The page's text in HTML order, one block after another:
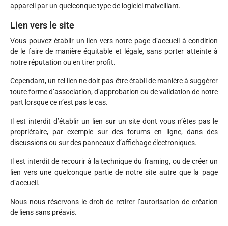
appareil par un quelconque type de logiciel malveillant.
Lien vers le site
Vous pouvez établir un lien vers notre page d’accueil à condition
de le faire de manière équitable et légale, sans porter atteinte à
notre réputation ou en tirer profit.
Cependant, un tel lien ne doit pas être établi de manière à suggérer
toute forme d’association, d’approbation ou de validation de notre
part lorsque ce n’est pas le cas.
Il est interdit d’établir un lien sur un site dont vous n’êtes pas le
propriétaire, par exemple sur des forums en ligne, dans des
discussions ou sur des panneaux d’affichage électroniques.
Il est interdit de recourir à la technique du framing, ou de créer un
lien vers une quelconque partie de notre site autre que la page
d’accueil.
Nous nous réservons le droit de retirer l’autorisation de création
de liens sans préavis.